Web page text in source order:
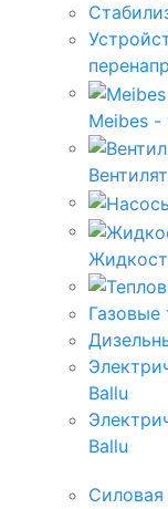
Meibes -
Газовые
Ballu
Ballu
Силовая